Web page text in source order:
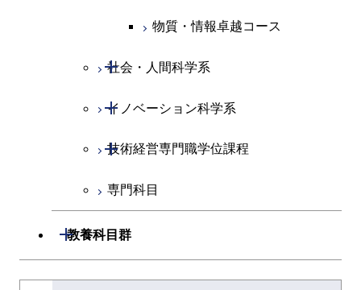
物質・情報卓越コース
社会・人間科学系
開閉
社会・人間科学コース
イノベーション科学系
開閉
イノベーション科学コース
人間医療科学技術コース
技術経営専門職学位課程
開閉
技術経営専門職学位課程
専門科目
教養科目群
開閉
文系教養科目
大学院課程を切り替える